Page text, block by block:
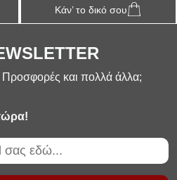
Κάν’ το δικό σου
Προσφορές και πολλά άλλα;